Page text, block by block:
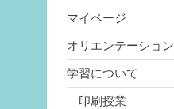
マイページ
オリエンテーション
学習について
印刷授業